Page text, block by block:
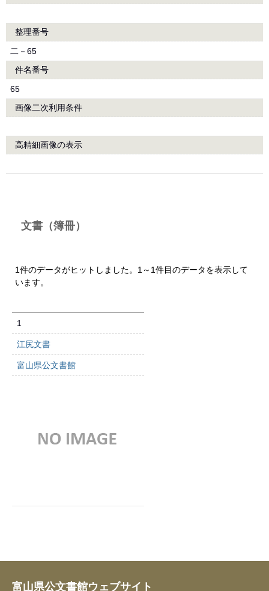
整理番号
二－65
件名番号
65
画像二次利用条件
高精細画像の表示
文書（簿冊）
1件のデータがヒットしました。1～1件目のデータを表示して
います。
1
江尻文書
富山県公文書館
富山県公文書館ウェブサイト